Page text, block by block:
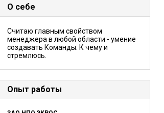
О себе
Считаю главным свойством
менеджера в любой области - умение
создавать Команды. К чему и
стремлюсь.
Опыт работы